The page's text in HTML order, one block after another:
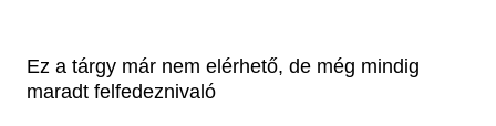
Ez a tárgy már nem elérhető, de még mindig
maradt felfedeznivaló